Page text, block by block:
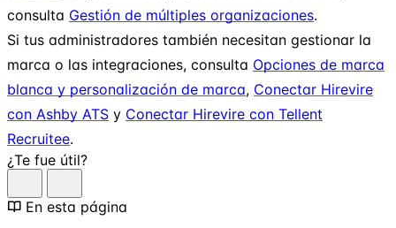
consulta Gestión de múltiples organizaciones.
Si tus administradores también necesitan gestionar la
marca o las integraciones, consulta Opciones de marca
blanca y personalización de marca, Conectar Hirevire
con Ashby ATS y Conectar Hirevire con Tellent
Recruitee.
¿Te fue útil?
En esta página